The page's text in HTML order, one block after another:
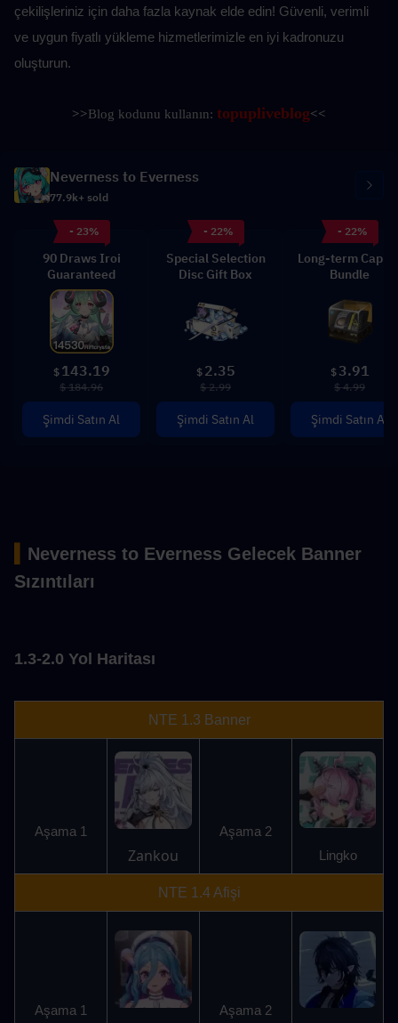
çekilişleriniz için daha fazla kaynak elde edin! Güvenli, verimli
ve uygun fiyatlı yükleme hizmetlerimizle en iyi kadronuzu
oluşturun.
>>Blog kodunu kullanın: topupliveblog<<
Neverness to Everness
77.9k+ sold
- 23%
90 Draws Iroi
Guaranteed
$ 143.19
$ 184.96
Şimdi Satın Al
- 22%
Special Selection
Disc Gift Box
$ 2.35
$ 2.99
Şimdi Satın Al
- 22%
Long-term
Bundle
$ 3.91
$ 4.99
Şimdi Satın Al
Neverness to Everness Gelecek Banner
Sızıntıları
1.3-2.0 Yol Haritası
NTE 1.3 Banner
Aşama 1
Zankou
Aşama 2
Lingko
NTE 1.4 Afişi
Aşama 1
Aşama 2